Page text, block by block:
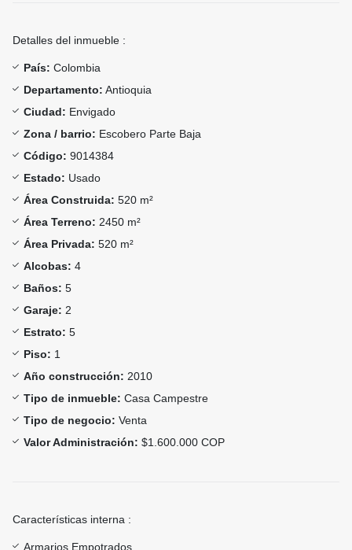
Detalles del inmueble :
País: Colombia
Departamento: Antioquia
Ciudad: Envigado
Zona / barrio: Escobero Parte Baja
Código: 9014384
Estado: Usado
Área Construida: 520 m²
Área Terreno: 2450 m²
Área Privada: 520 m²
Alcobas: 4
Baños: 5
Garaje: 2
Estrato: 5
Piso: 1
Año construcción: 2010
Tipo de inmueble: Casa Campestre
Tipo de negocio: Venta
Valor Administración: $1.600.000 COP
Características interna :
Armarios Empotrados